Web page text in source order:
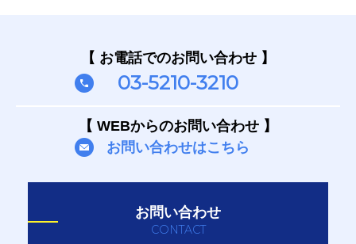
【 お電話でのお問い合わせ 】
03-5210-3210
【 WEBからのお問い合わせ 】
お問い合わせはこちら
お問い合わせ
CONTACT